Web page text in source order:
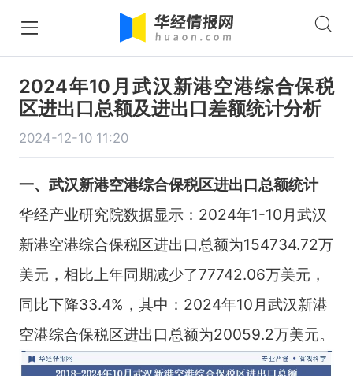
2024年10月武汉新港空港综合保税
区进出口总额及进出口差额统计分析
2024-12-10 11:20
一、武汉新港空港综合保税区进出口总额统计
华经产业研究院数据显示：2024年1-10月武汉
新港空港综合保税区进出口总额为154734.72万
美元，相比上年同期减少了77742.06万美元，
同比下降33.4%，其中：2024年10月武汉新港
空港综合保税区进出口总额为20059.2万美元。